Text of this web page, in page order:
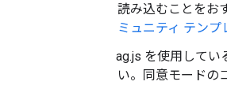
を読み込むことをお
コミュニティ テン
gtag.js を使用して
さい。同意モード